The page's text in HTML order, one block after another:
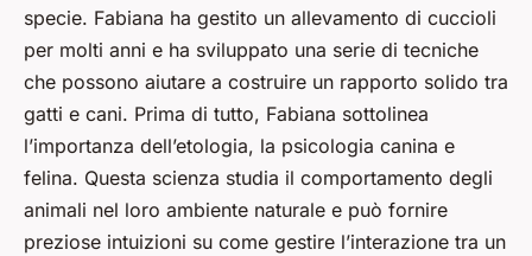
specie. Fabiana ha gestito un allevamento di cuccioli
per molti anni e ha sviluppato una serie di tecniche
che possono aiutare a costruire un rapporto solido tra
gatti e cani. Prima di tutto, Fabiana sottolinea
l’importanza dell’etologia, la psicologia canina e
felina. Questa scienza studia il comportamento degli
animali nel loro ambiente naturale e può fornire
preziose intuizioni su come gestire l’interazione tra un